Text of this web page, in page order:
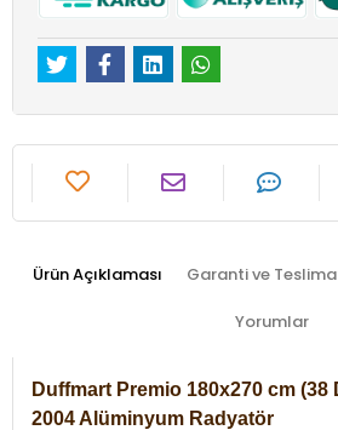
Ürün Açıklaması Garanti ve
Yorumlar
Duffmart Premio 180x270 cm (38
2004 Alüminyum Radyatör